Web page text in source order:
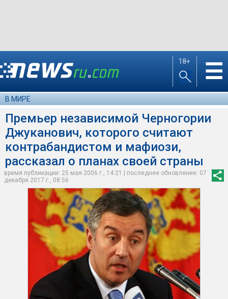
18+ ☰
В МИРЕ
Премьер независимой Черногории
Джуканович, которого считают
контрабандистом и мафиози,
рассказал о планах своей страны
время публикации: 25 мая 2006 г., 14:21 | последнее обновление: 07
декабря 2017 г., 08:56